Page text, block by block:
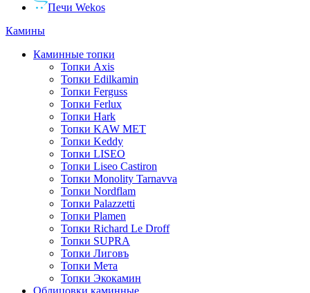
Печи Wekos
Камины
Каминные топки
Топки Axis
Топки Edilkamin
Топки Ferguss
Топки Ferlux
Топки Hark
Топки KAW MET
Топки Keddy
Топки LISEO
Топки Liseo Castiron
Топки Monolity Tarnavva
Топки Nordflam
Топки Palazzetti
Топки Plamen
Топки Richard Le Droff
Топки SUPRA
Топки Лиговъ
Топки Мета
Топки Экокамин
Облицовки каминные